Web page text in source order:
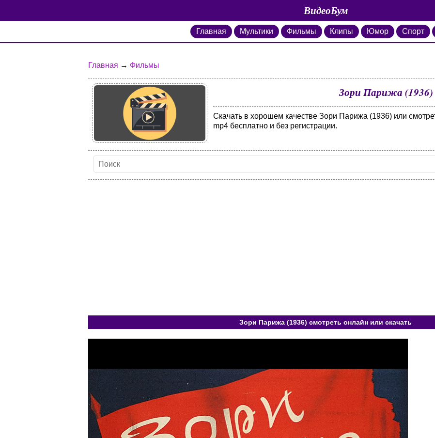
ВидеоБум
Главная Мультики Фильмы Клипы Юмор Спорт
Главная → Фильмы
Зори Парижа (1936)
Скачать в хорошем качестве Зори Парижа (1936) или
mp4 бесплатно и без регистрации.
Зори Парижа (1936) смотреть онлайн или скачать